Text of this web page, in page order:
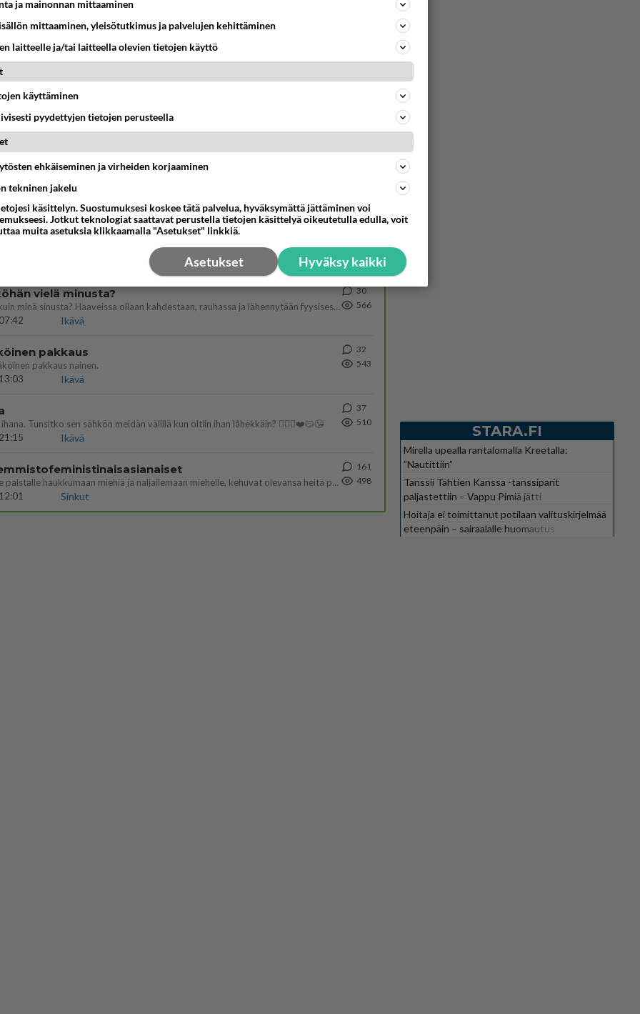
Ikävä
Perussuomalaisten kannatus nousi rytinällä Ylen tänään julkaisemassa tuoreimmassa gallup-kyselyssä.
täysi-ikäinen hukkui?
Poliisin mukaan nuori oli lähes täysi-ikäinen. Ennen iltakuutta tulleen ilmoituksen mukaan ihminen oli joutunut mahdoll
743
Ikävä
614
vielä minusta?
Yhtä paljon, kuin minä sinusta? Haaveissa ollaan kahdestaan, rauhassa ja lähennytään fyysisesti ja tutustutaan syvemmin
Ikävä
30
566
pakkaus
pakkaus nainen.
Ikävä
32
543
Tunsitko sen sähkön meidän välillä kun oltiin ihan låhekkäin? 👩‍❤️‍👩❤️😼😘
Ikävä
37
510
Tulevat tänne palstalle haukkumaan miehiä ja naljailemaan miehelle, kehuvat olevansa heitä parempia. Itse asuvat MIEHE
Sinkut
161
498
STARA.FI
Mirella upealla rantalomalla Kreetalla:
”Nautittiin”
Tanssii Tähtien Kanssa -tanssiparit
paljastettiin – Vappu Pimiä jätti
suosikkiohjelman
Hoitaja ei toimittanut potilaan valituskirjelmää
eteenpäin – sairaalalle huomautus
ja mainonnan mittaaminen
mittaaminen, yleisötutkimus ja palvelujen kehittäminen
laitteelle ja/tai laitteella olevien tietojen käyttö
käyttäminen
pyydettyjen tietojen perusteella
ehkäiseminen ja virheiden korjaaminen
tekninen jakelu
käsittelyn. Suostumuksesi koskee tätä palvelua, hyväksymättä jättäminen voi
Jotkut teknologiat saattavat perustella tietojen käsittelyä oikeutetulla edulla, voit
muita asetuksia klikkaamalla "Asetukset" linkkiä.
Hyväksy kaikki
Asetukset